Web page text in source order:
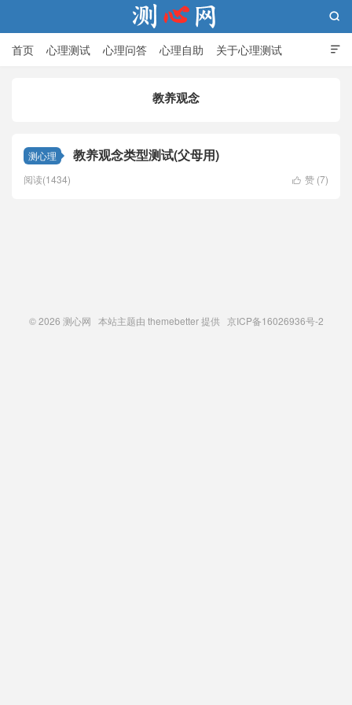

首页 心理测试 心理问答 心理自助 关于心理测试

教养观念
测心理 教养观念类型测试(父母用)
 赞 (7)
阅读(1434)
© 2026 测心网 本站主题由 themebetter提供 京ICP备16026936号-2